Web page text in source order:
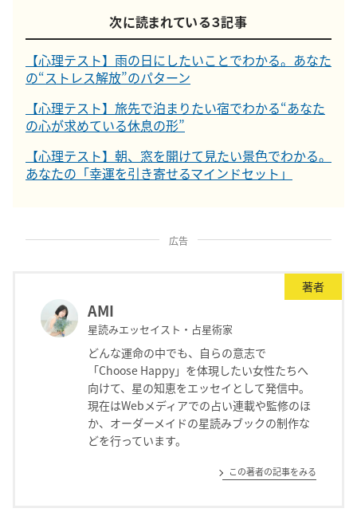
次に読まれている３記事
【心理テスト】雨の日にしたいことでわかる。あなた
の“ストレス解放”のパターン
【心理テスト】旅先で泊まりたい宿でわかる“あなた
の心が求めている休息の形”
【心理テスト】朝、窓を開けて見たい景色でわかる。
あなたの「幸運を引き寄せるマインドセット」
広告
著者
AMI
星読みエッセイスト・占星術家
どんな運命の中でも、自らの意志で
「Choose Happy」を体現したい女性たちへ
向けて、星の知恵をエッセイとして発信中。
現在はWebメディアでの占い連載や監修のほ
か、オーダーメイドの星読みブックの制作な
どを行っています。
この著者の記事をみる